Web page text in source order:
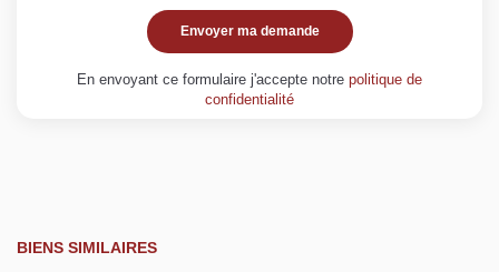
Envoyer ma demande
En envoyant ce formulaire j'accepte notre politique de
confidentialité
BIENS SIMILAIRES